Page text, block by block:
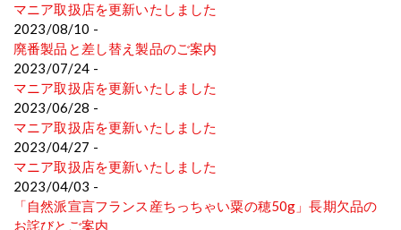
マニア取扱店を更新いたしました
2023/08/10 -
廃番製品と差し替え製品のご案内
2023/07/24 -
マニア取扱店を更新いたしました
2023/06/28 -
マニア取扱店を更新いたしました
2023/04/27 -
マニア取扱店を更新いたしました
2023/04/03 -
「自然派宣言フランス産ちっちゃい粟の穂50g」長期欠品の
お詫びとご案内